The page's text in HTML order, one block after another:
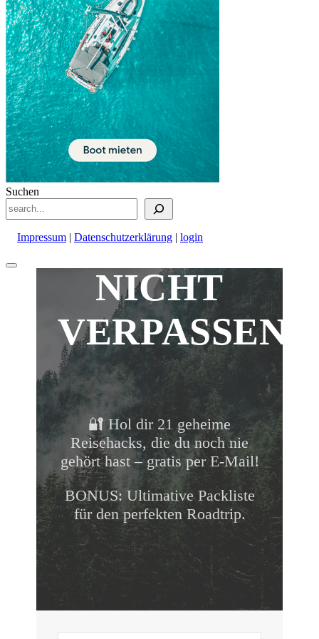
Suchen
Impressum | Datenschutzerklärung | login
Nach
NICHT
VERPASSEN!
🔐 Hol dir 21 geheime
Reisehacks, die du noch nie
gehört hast – gratis per E-Mail!
BONUS: Ultimative Packliste
für den perfekten Roadtrip.